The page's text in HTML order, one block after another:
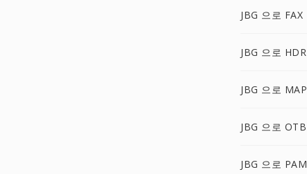
JBG 으로 FAX
JBG 으로 HDR
JBG 으로 MAP
JBG 으로 OTB
JBG 으로 PAM